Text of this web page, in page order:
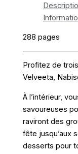
288 pages
Profitez de
Velveeta,
À l’intérieur,
savoureuses
raviront des
fête jusqu’aux
desserts pour